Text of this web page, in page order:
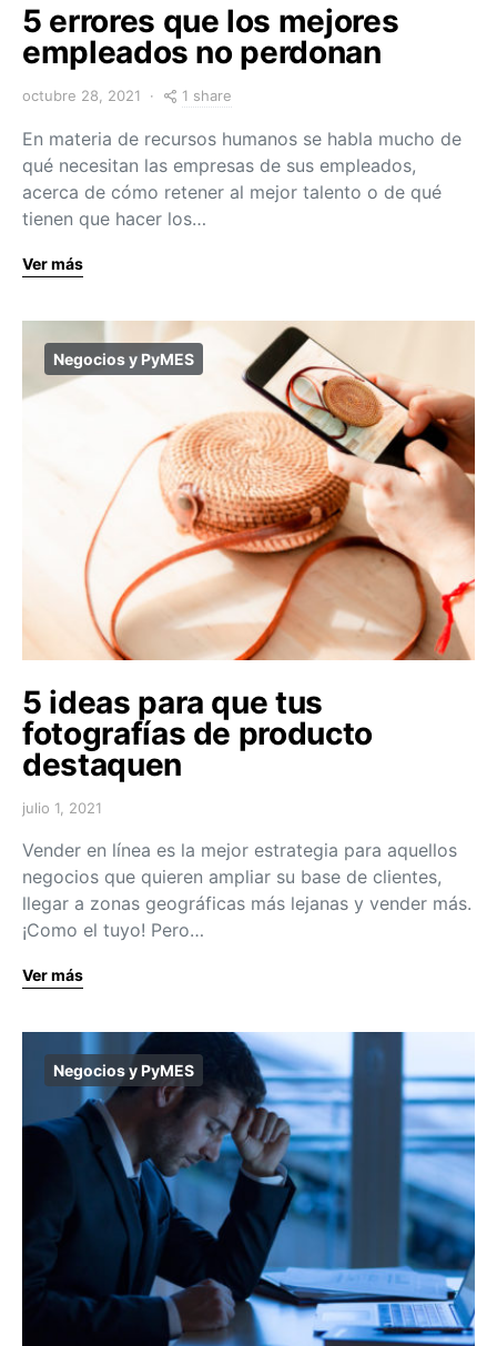
5 errores que los mejores
empleados no perdonan
octubre 28, 2021 1 share
En materia de recursos humanos se habla mucho de
qué necesitan las empresas de sus empleados,
acerca de cómo retener al mejor talento o de qué
tienen que hacer los…
Ver más
Negocios y PyMES
5 ideas para que tus
fotografías de producto
destaquen
julio 1, 2021
Vender en línea es la mejor estrategia para aquellos
negocios que quieren ampliar su base de clientes,
llegar a zonas geográficas más lejanas y vender más.
¡Como el tuyo! Pero…
Ver más
Negocios y PyMES